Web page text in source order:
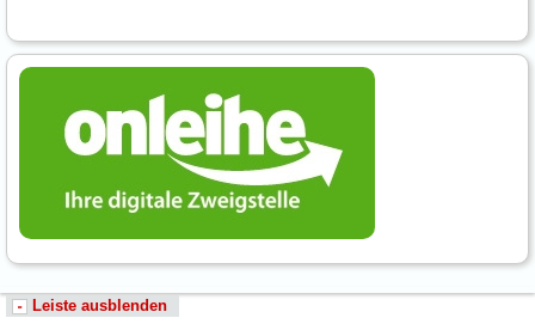
Leiste ausblenden